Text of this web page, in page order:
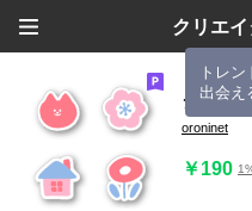
クリエ
トレ
出会え
シール
oroninet
￥190